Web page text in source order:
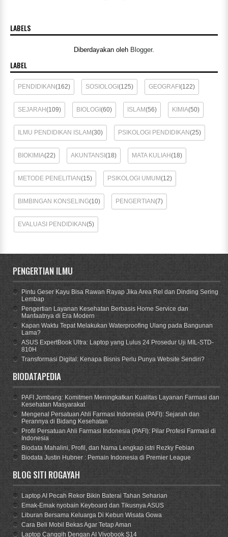
LABELS
Diberdayakan oleh Blogger.
LABEL
PENDIDIKAN(162) SOSIOLOGI(125) GEOGRAFI(122)
SEJARAH(109) BIOLOGI(60) ISLAM(56) KIMIA(50)
ILMU PENDIDIKAN ISLAM(30) PSIKOLOGI PENDIDIKAN(25)
BIOKIMIA(22) AKUNTANSI(18) MATA KULIAH(18)
METODE PENELITIAN(15) PSIKOLOGI UMUM(12)
BIMBINGAN KONSELING(10) PENGERTIAN(7)
EVALUASI PENDIDIKAN(5)
PENGERTIAN ILMU
Pintu Geser Kayu Bisa Rawan Rayap Jika Area Rel dan Dinding Sering
Lembap
Pengertian Layanan Kesehatan Berbasis Home Service dan
Manfaatnya di Era Modern
Kapan Waktu Tepat Melakukan Waterproofing Ulang pada Bangunan
Lama?
ASUS ExpertBook Ultra: Laptop yang Lulus 24 Prosedur Uji MIL-STD-
810H
Transformasi Digital: Kenapa Bisnis Perlu Punya Website Sendiri?
BIODATAPEDIA
PAFI Jombang: Komitmen Meningkatkan Kualitas Layanan Farmasi dan
Kesehatan Masyarakat
Mengenal Persatuan Ahli Farmasi Indonesia (PAFI): Sejarah dan
Perannya di Bidang Kesehatan
Profil Persatuan Ahli Farmasi Indonesia (PAFI): Pilar Profesi Farmasi di
Indonesia
Biodata Mahalini, Profil, dan Nama Lengkap istri Rezky Febian
Biodata Justin Hubner : Pemain Indonesia di Premier League
BLOG SITI ROGAYAH
Laptop AI Pecah Rekor Bikin Baterai Tahan Seharian
Emak-Emak nyobain Keyboard dan Tikusnya ASUS
Liburan Bersama Keluarga Di Kebun Wisata Gowa
Cara Beli Mobil Bekas Agar Tetap Aman
Laptop Canggih Dengan AI Vivobook S14